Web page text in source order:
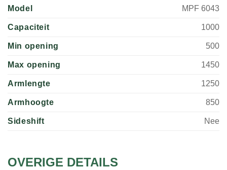
Model MPF 6043
Capaciteit 1000
Min opening 500
Max opening 1450
Armlengte 1250
Armhoogte 850
Sideshift Nee
OVERIGE DETAILS